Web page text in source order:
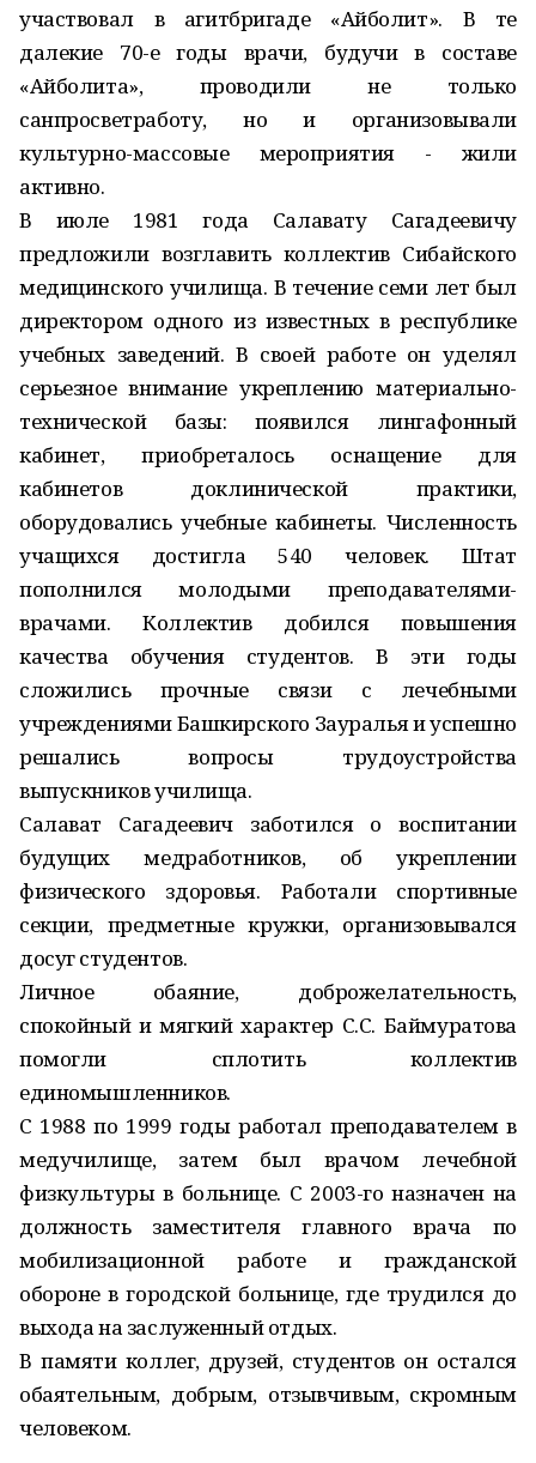
участвовал в агитбригаде «Айболит». В те
далекие 70-е годы врачи, будучи в составе
«Айболита», проводили не только
санпросветработу, но и организовывали
культурно-массовые мероприятия - жили
активно.
В июле 1981 года Салавату Сагадеевичу
предложили возглавить коллектив Сибайского
медицинского училища. В течение семи лет был
директором одного из известных в республике
учебных заведений. В своей работе он уделял
серьезное внимание укреплению материально-
техниче­ской базы: появился лингафонный
кабинет, приобреталось оснащение для
кабинетов доклинической практики,
оборудовались учебные кабинеты. Численность
учащихся достигла 540 человек. Штат
пополнился молодыми преподавателями-
врачами. Коллектив добился повышения
качества обучения студентов. В эти годы
сложились прочные связи с лечебными
учреждениями Башкирского Зауралья и успешно
решались вопросы трудоустройства
выпускников училища.
Салават Сагадеевич заботился о воспитании
будущих медработников, об укреплении
физического здоровья. Работали спортивные
секции, предметные кружки, организовывался
досуг студентов.
Личное обаяние, доброжелательность,
спокойный и мягкий характер С.С. Баймуратова
помогли сплотить коллектив
единомышленников.
С 1988 по 1999 годы работал преподавателем в
медучилище, затем был врачом лечебной
физкультуры в больнице. С 2003-го назначен на
должность заместителя главного врача по
мобилизационной работе и гражданской
обороне в городской больнице, где трудился до
выхода на заслуженный отдых.
В памяти коллег, друзей, студентов он остался
обаятельным, добрым, отзывчивым, скромным
человеком.